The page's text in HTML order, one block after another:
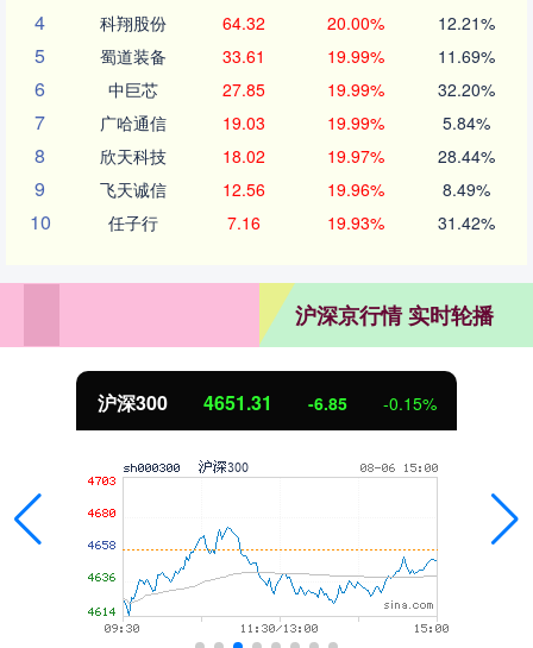
4 科翔股份 64.32 20.00% 12.21%
5 蜀道装备 33.61 19.99% 11.69%
6 中巨芯 27.85 19.99% 32.20%
7 广哈通信 19.03 19.99% 5.84%
8 欣天科技 18.02 19.97% 28.44%
9 飞天诚信 12.56 19.96% 8.49%
10 任子行 7.16 19.93% 31.42%
沪深京行情 实时轮播
沪深300 4651.31 -6.85 -0.15%